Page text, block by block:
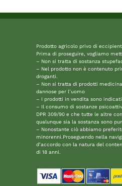
Prodotto agricolo privo di
Prima di proseguire, vogliamo
– Non si tratta di sostanza
– Nel prodotto non è contenuto
droganti.
– Non si tratta di prodotti
dannose per l’uomo
– I prodotti in vendita sono
– Il consumo di sostanze
DPR 309/90 e che tutte le altre
qualunque sia la sostanza sono
– Nonostante ciò abbiamo
minorenni.Proseguendo nella
d’accordo con la natura del
di 18 anni.